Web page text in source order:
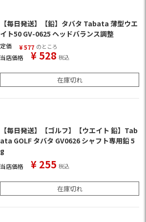
【毎日発送】【鉛】タバタ Tabata 薄型ウエ
イト50 GV-0625 ヘッドバランス調整
定価 ¥577 のところ
当店価格 ¥528 税込
在庫切れ
【毎日発送】【ゴルフ】【ウエイト 鉛】Tab
ata GOLF タバタ GV0626 シャフト専用鉛 5
g
当店価格 ¥ 255 税込
在庫切れ